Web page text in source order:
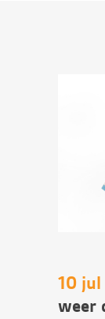
10 jul
weer